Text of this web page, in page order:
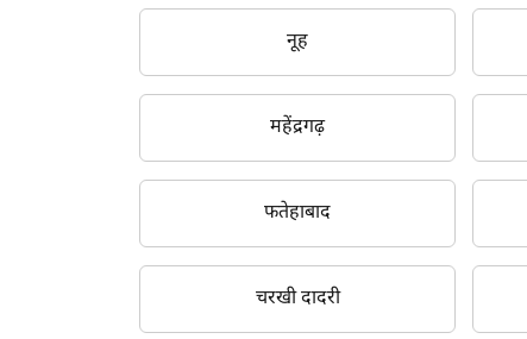
नूह
महेंद्रगढ़
फतेहाबाद
चरखी दादरी